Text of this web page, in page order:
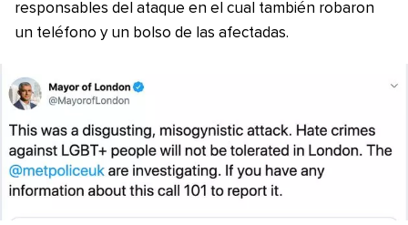
responsables del ataque en el cual también robaron
un teléfono y un bolso de las afectadas.